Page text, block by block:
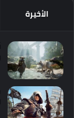
الأخيرة